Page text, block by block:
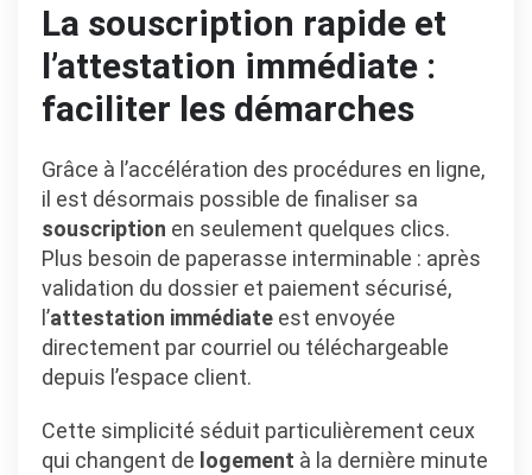
La souscription rapide et
l’attestation immédiate :
faciliter les démarches
Grâce à l’accélération des procédures en ligne,
il est désormais possible de finaliser sa
souscription en seulement quelques clics.
Plus besoin de paperasse interminable : après
validation du dossier et paiement sécurisé,
l’attestation immédiate est envoyée
directement par courriel ou téléchargeable
depuis l’espace client.
Cette simplicité séduit particulièrement ceux
qui changent de logement à la dernière minute